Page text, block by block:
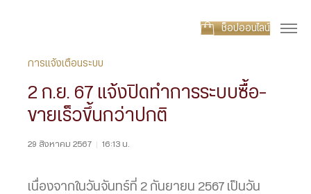
ช็อปออนไลน์
การแจ้งเตือนระบบ
2 ก.ย. 67 แจ้งปิดทำการระบบซื้อ-
ขายเร็วขึ้นกว่าปกติ
29 สิงหาคม 2567 | 16:13 น.
เนื่องจากในวันจันทร์ที่ 2 กันยายน 2567 เป็นวัน